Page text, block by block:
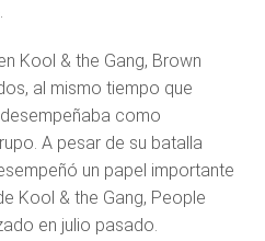
.
Kool & the Gang, Brown
al mismo tiempo que
como
A pesar de su batalla
un papel importante
Kool & the Gang, People
en julio pasado.